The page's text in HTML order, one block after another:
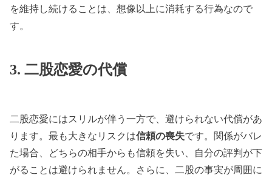
を維持し続けることは、想像以上に消耗する行為なので
す。
3. 二股恋愛の代償
二股恋愛にはスリルが伴う一方で、避けられない代償があ
ります。最も大きなリスクは信頼の喪失です。関係がバレ
た場合、どちらの相手からも信頼を失い、自分の評判が下
がることは避けられません。さらに、二股の事実が周囲に